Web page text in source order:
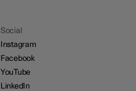
Social
Instagram
Facebook
YouTube
LinkedIn